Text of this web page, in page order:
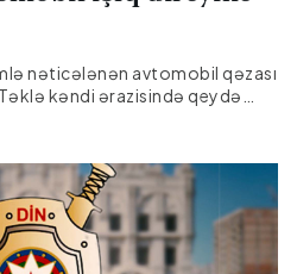
nəticələnən avtomobil qəzası
kəndi ərazisində qeydə
idarəetmədən çıxaraq
sürücü, 27 yaşlı Emil
bağlı araşdırma